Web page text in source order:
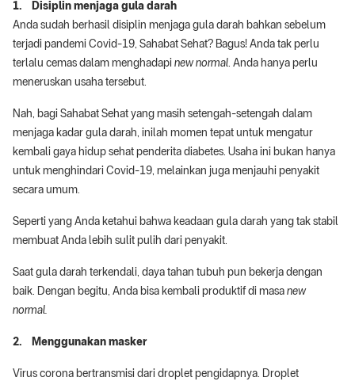
1. Disiplin menjaga gula darah
Anda sudah berhasil disiplin menjaga gula darah bahkan sebelum
terjadi pandemi Covid-19, Sahabat Sehat? Bagus! Anda tak perlu
terlalu cemas dalam menghadapi new normal. Anda hanya perlu
meneruskan usaha tersebut.
Nah, bagi Sahabat Sehat yang masih setengah-setengah dalam
menjaga kadar gula darah, inilah momen tepat untuk mengatur
kembali gaya hidup sehat penderita diabetes. Usaha ini bukan hanya
untuk menghindari Covid-19, melainkan juga menjauhi penyakit
secara umum.
Seperti yang Anda ketahui bahwa keadaan gula darah yang tak stabil
membuat Anda lebih sulit pulih dari penyakit.
Saat gula darah terkendali, daya tahan tubuh pun bekerja dengan
baik. Dengan begitu, Anda bisa kembali produktif di masanew
normal.
2. Menggunakan masker
Virus corona bertransmisi dari droplet pengidapnya. Droplet